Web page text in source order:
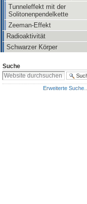
Tunneleffekt mit der
Solitonenpendelkette
Zeeman-Effekt
Radioaktivität
Schwarzer Körper
Suche
Erweiterte Suche…